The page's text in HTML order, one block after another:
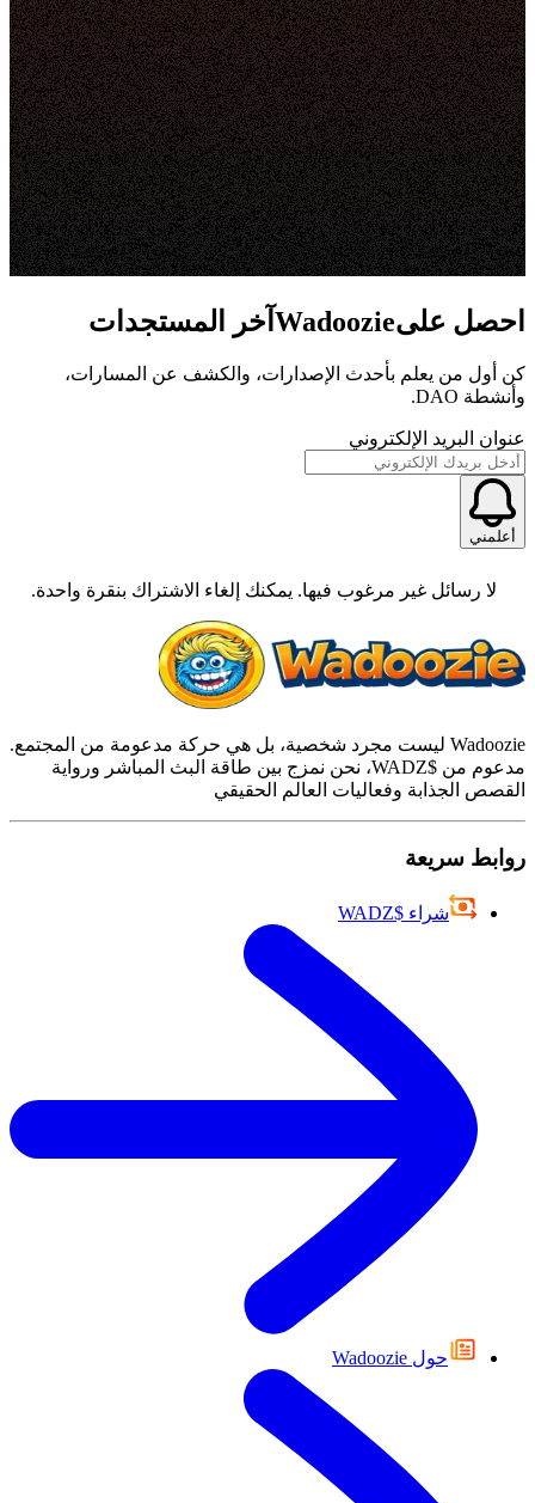
احصل علىWadoozieآخر المستجدات
كن أول من يعلم بأحدث الإصدارات، والكشف عن المسارات،
وأنشطة DAO.
عنوان البريد الإلكتروني
أعلمني
لا رسائل غير مرغوب فيها. يمكنك إلغاء الاشتراك بنقرة واحدة.
Wadoozie ليست مجرد شخصية، بل هي حركة مدعومة من المجتمع.
مدعوم من $WADZ، نحن نمزج بين طاقة البث المباشر ورواية
القصص الجذابة وفعاليات العالم الحقيقي
روابط سريعة
شراء $WADZ
حول Wadoozie